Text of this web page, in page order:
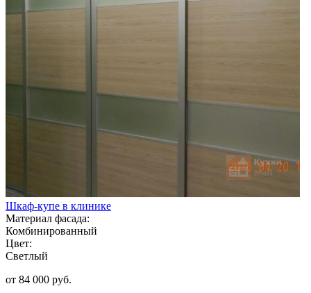
Шкаф-купе в клинике
Материал фасада:
Комбинированный
Цвет:
Светлый
от 84 000 руб.